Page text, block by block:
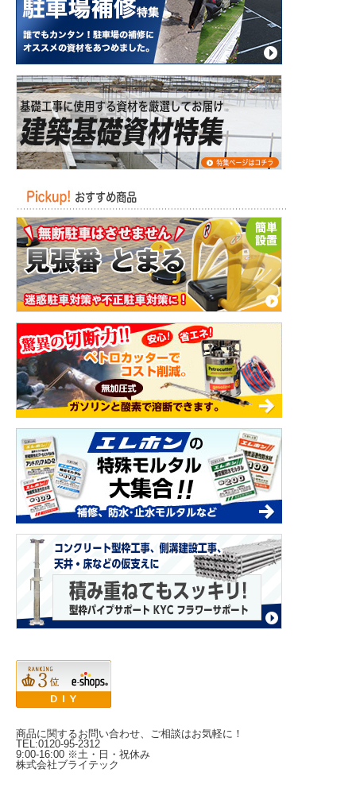
商品に関するお問い合わせ、ご相談はお気軽に！
TEL:0120-95-2312
9:00-16:00 ※土・日・祝休み
株式会社ブライテック